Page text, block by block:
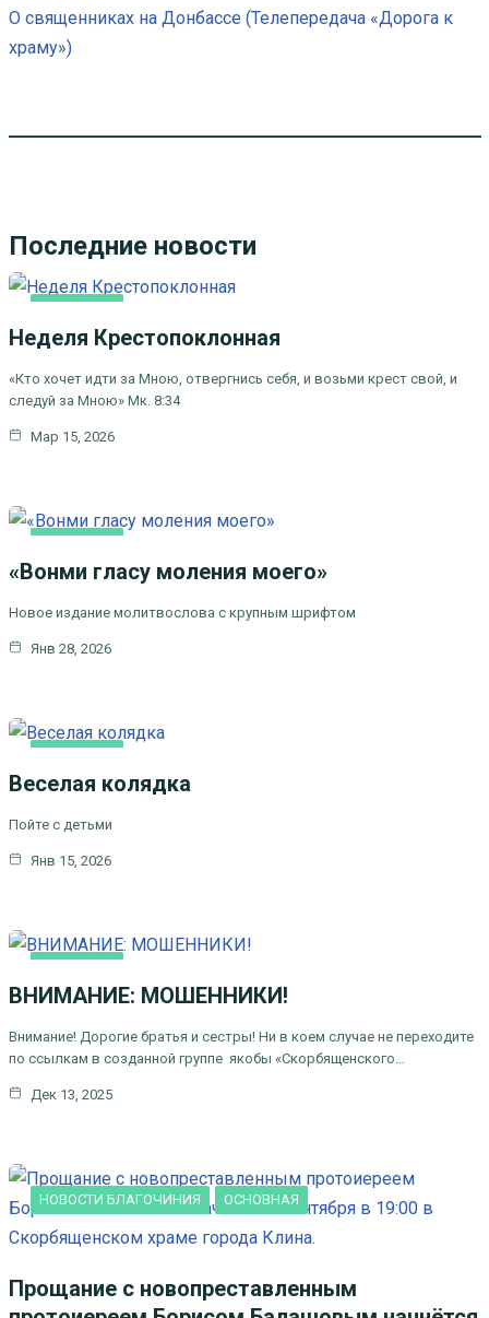
О священниках на Донбассе (Телепередача «Дорога к
храму»)
Последние новости
Неделя Крестопоклонная
«Кто хочет идти за Мною, отвергнись себя, и возьми крест свой, и
следуй за Мною» Мк. 8:34
Мар 15, 2026
«Вонми гласу моления моего»
Новое издание молитвослова с крупным шрифтом
Янв 28, 2026
Веселая колядка
Пойте с детьми
Янв 15, 2026
ВНИМАНИЕ: МОШЕННИКИ!
Внимание! Дорогие братья и сестры! Ни в коем случае не переходите
по ссылкам в созданной группе якобы «Скорбященского…
Дек 13, 2025
НОВОСТИ БЛАГОЧИНИЯ ОСНОВНАЯ
Прощание с новопреставленным